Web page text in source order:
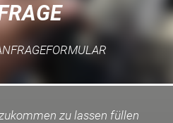
zu lassen füllen